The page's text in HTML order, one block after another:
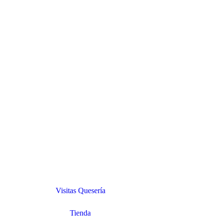
Visitas Quesería
Tienda